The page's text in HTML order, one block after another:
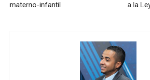
materno-infantil
a la